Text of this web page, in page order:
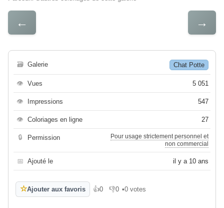
← →
🗃 Galerie Chat Potte
👁 Vues 5 051
👁 Impressions 547
👁 Coloriages en ligne 27
🔒 Permission
Pour usage strictement personnel et
non commercial
📅 Ajouté le il y a 10 ans
☆Ajouter aux favoris 👍0
J'aime 👎0
Je n'aime pas
•0 votes